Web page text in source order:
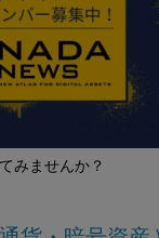
みませんか？